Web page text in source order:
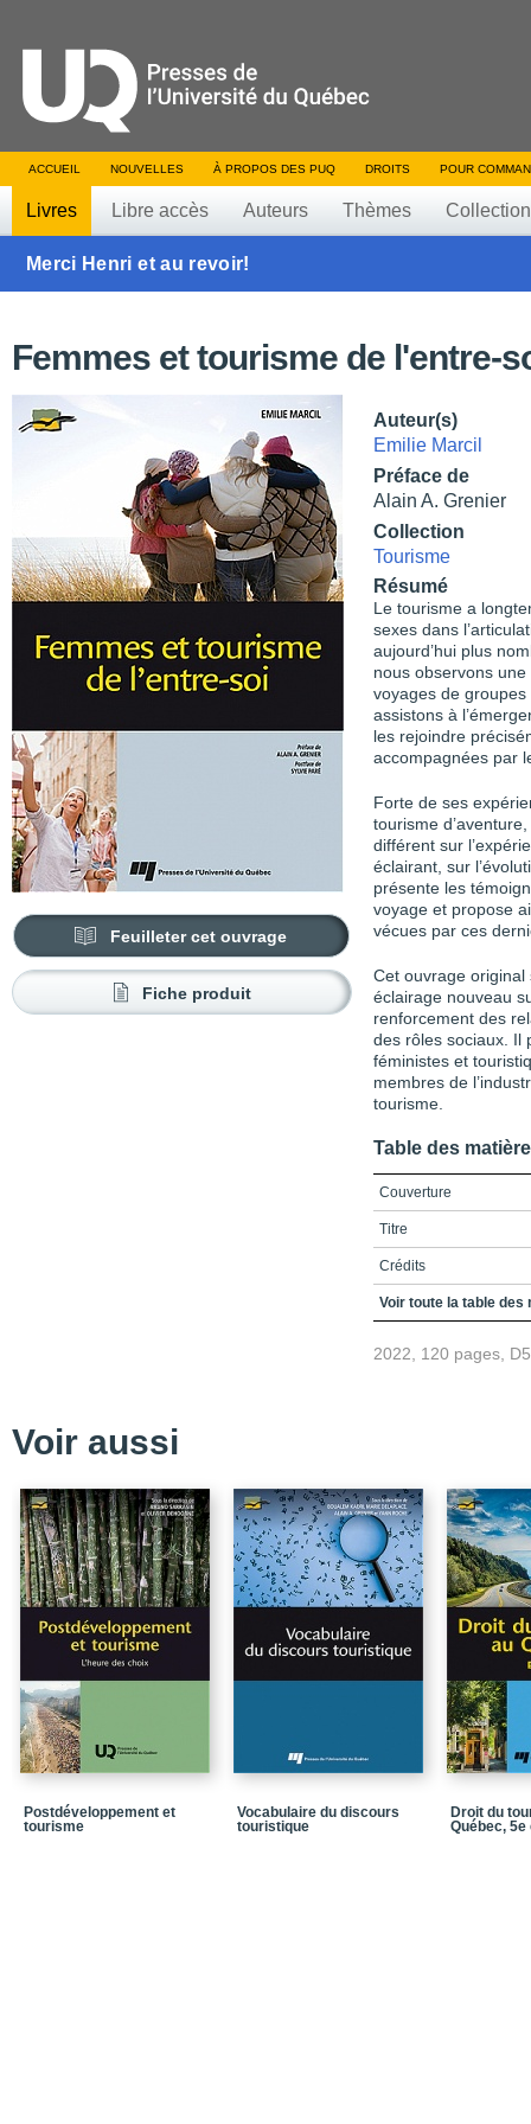
ACCUEIL NOUVELLES À PROPOS DES PUQ DROITS POUR
Livres Libre accès Auteurs Thèmes
Merci Henri et au revoir!
Femmes et tourisme de l'entre-
Feuilleter cet ouvrage
Fiche produit
Auteur(s)
Emilie Marcil
Préface de
Alain A. Grenier
Collection
Tourisme
Résumé
Le tourisme a
sexes dans
aujourd’hui plus
nous observons
voyages de
assistons à
les rejoindre
accompagnées par
Forte de ses
tourisme
différent sur
éclairant, sur
présente les
voyage et propose
vécues par ces
Cet ouvrage
éclairage nouveau
renforcement des
des rôles sociaux. Il
féministes et
membres de
tourisme.
Table des
Couverture
Titre
Crédits
Préface
Introduction
Chapitre 1 / Historique
Chapitre 2 /
des inégalités
Chapitre 3 / Éthique
Chapitre 4 /
Chapitre 5 /
Conclusion
Dans la même
Voir toute la table des
2022, 120 pages,
Voir aussi
Postdéveloppement et
tourisme
Vocabulaire du discours
touristique
Droit du
Québec, 5e